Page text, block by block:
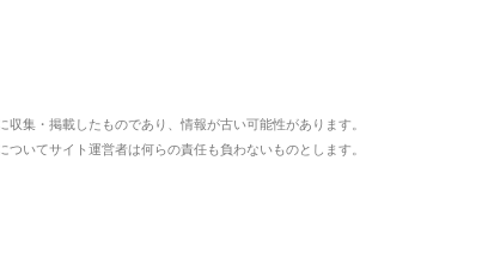
集・掲載したものであり、情報が古い可能性があります。
いてサイト運営者は何らの責任も負わないものとします。